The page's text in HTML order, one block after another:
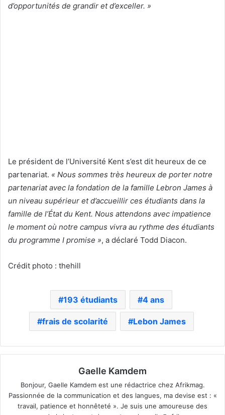
d’opportunités de grandir et d’exceller. »
Le président de l’Université Kent s’est dit heureux de ce
partenariat. « Nous sommes très heureux de porter notre
partenariat avec la fondation de la famille Lebron James à
un niveau supérieur et d’accueillir ces étudiants dans la
famille de l’État du Kent. Nous attendons avec impatience
le moment où notre campus vivra au rythme des étudiants
du programme I promise », a déclaré Todd Diacon.
Crédit photo : thehill
193 étudiants 4 ans
frais de scolarité Lebon James
Gaelle Kamdem
Bonjour, Gaelle Kamdem est une rédactrice chez Afrikmag.
Passionnée de la communication et des langues, ma devise est : «
travail, patience et honnêteté ». Je suis une amoureuse des